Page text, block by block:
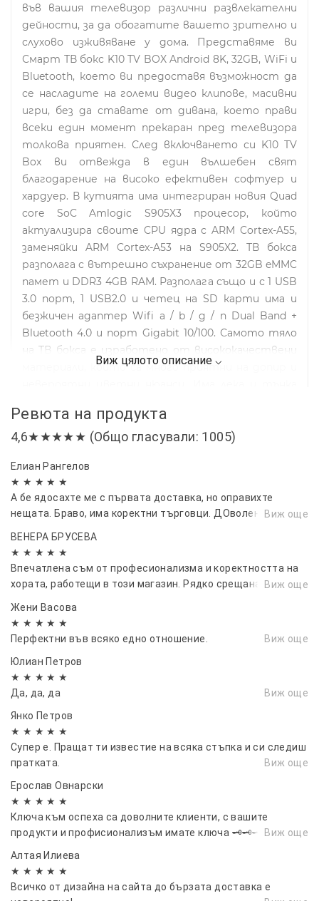
във вашия телевизор различни развлекателни
дейности, за да обогатите вашето зрително и
слухово изживяване у дома. Представяме ви
Смарт ТВ бокс K10 TV BOX Android 8K, 32GB, WiFi и
Bluetooth, което ви предоставя възможност да
се насладите на големи видео клипове, масивни
игри, без да ставате от дивана, което прави
всеки един момент прекаран пред телевизора
толкова приятен. След включването си K10 TV
Box ви отвежда в един вълшебен свят
благодарение на високо ефективен софтуер и
хардуер. В кутията има интегриран новия Quad
core SoC Amlogic S905X3 процесор, който
актуализира своите CPU ядра с ARM Cortex-A55,
заменяйки ARM Cortex-A53 на S905X2. ТВ бокса
разполага с вътрешно съхранение от 32GB eMMC
памет и DDR3 4GB RAM. Разполага също и с 1 USB
3.0 порт, 1 USB2.0 и четец на SD карти има и
безжичен адаптер Wifi a / b / g / n Dual Band +
Bluetooth 4.0 и порт Gigabit 10/100. Самото тяло
на TВ бокса е изработено от висококачествени
материали, които са много приятни на допир и
лесното и пренасяне. Квадратната форма на
кутията е идеална за поставяне в близост до
с много модерния интериор на много домове,
имате и на разположение и компактен LED
дисплей отпред.
Устройство, което превръща стария ви
телевизор в Super Smart TV! По-лесно за ползване
за компютър, по-удобно за телефон. TV box на
Български език и всичките му функции за вашият
обикновен телевизор. TV BOX HK1 MAX всъщност
се явява пълноценен компютър, който дава
друго измерение на домашните забавления!
БЪЛГАРИЯ И ЦЕЛИЯТ СВЯТ АБСОЛЮТНО
Тип: TV Box;
CPU: Amlogic S905X3;
Core: Cortex A55, Quad Core ;
ROM: 64GB eMMC;
Макс. Удължен капацитет: 64G;
Формат на декодера: H.263, H.264, H.265, HD
MPEG4;
Видео формат: AVI, DAT, ISO, MKV, MP4, MPEG, RM,
WMV;
Аудио формат: AAC, FLAC, MP3, OGG, RM, WMA;
Ревюта на продукта
4,6★★★★★ (Общо гласували: 1005)
Елиан Рангелов
★ ★ ★ ★ ★
А бе ядосахте ме с първата доставка, но оправихте
нещата. Браво, има коректни търговци. ДОволен съм от
Виж още
ВЕНЕРА БРУСЕВА
★ ★ ★ ★ ★
Впечатлена съм от професионализма и коректността на
хората, работещи в този магазин. Рядко срещана
Виж още
Жени Васовa
★ ★ ★ ★ ★
Перфектни във всяко едно отношение.
Виж още
Юлиан Петров
★ ★ ★ ★ ★
Да, да, да
Виж още
Янко Петров
★ ★ ★ ★ ★
Супер е. Пращат ти известие на всяка стъпка и си следиш
пратката.
Виж още
Ерослав Овнарски
★ ★ ★ ★ ★
Ключа към оспеха са доволните клиенти, с вашите
продукти и профисионализъм имате ключа 🗝🗝🗝
Виж още
Алтая Илиева
★ ★ ★ ★ ★
Всичко от дизайна на сайта до бързата доставка е